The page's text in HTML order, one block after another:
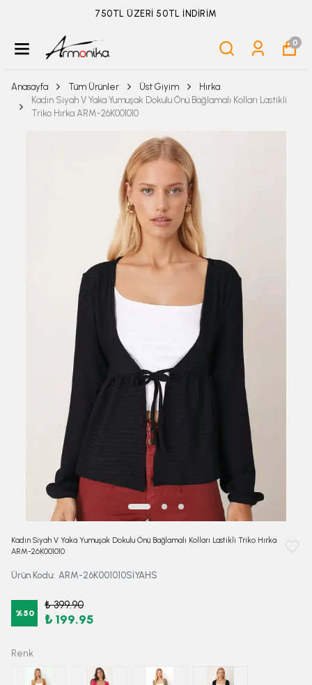
ÜYELİKSİZ SİPARİŞ İADE TALEBİ İÇİN TIKLA
0
Anasayfa Tüm Ürünler Üst Giyim
Hırka
Kadın Siyah V Yaka Yumuşak Dokulu Önü Bağlamalı Kolları Lastikli
Triko Hırka ARM-26K001010
Kadın Siyah V Yaka Yumuşak Dokulu Önü Bağlamalı Kolları Lastikli Triko Hırka
ARM-26K001010
Ürün Kodu: ARM-26K001010SİYAHS
%50
₺ 399.90
₺ 199.95
Renk